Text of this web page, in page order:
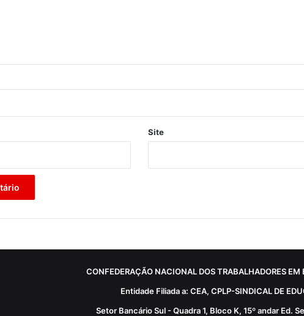
Site
CONFEDERAÇÃO NACIONAL DOS TRABALHADORES
Entidade Filiada a: CEA, CPLP-SINDICAL DE
Setor Bancário Sul - Quadra 1, Bloco K, 15º andar Ed.